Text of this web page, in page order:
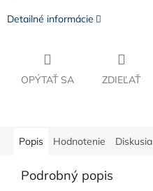
Detailné informácie
OPÝTAŤ SA ZDIEĽAŤ
Popis Hodnotenie Diskusia
Podrobný popis